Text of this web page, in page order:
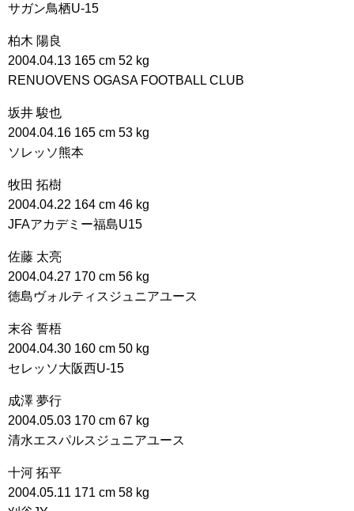
サガン鳥栖U-15
柏木 陽良
2004.04.13 165 cm 52 kg
RENUOVENS OGASA FOOTBALL CLUB
坂井 駿也
2004.04.16 165 cm 53 kg
ソレッソ熊本
牧田 拓樹
2004.04.22 164 cm 46 kg
JFAアカデミー福島U15
佐藤 太亮
2004.04.27 170 cm 56 kg
徳島ヴォルティスジュニアユース
末谷 誓梧
2004.04.30 160 cm 50 kg
セレッソ大阪西U-15
成澤 夢行
2004.05.03 170 cm 67 kg
清水エスパルスジュニアユース
十河 拓平
2004.05.11 171 cm 58 kg